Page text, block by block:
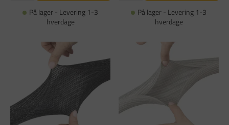
På lager - Levering 1-3
hverdage
På lager - Levering 1-3
hverdage